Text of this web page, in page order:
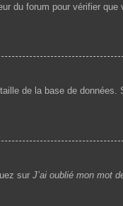
du forum pour vérifier que
de la base de données.
sur J’ai oublié mon mot